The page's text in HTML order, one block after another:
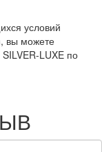
условий
вы можете
SILVER-LUXE по